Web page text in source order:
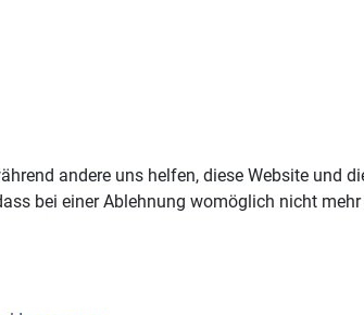
andere uns helfen, diese Website und
bei einer Ablehnung womöglich nicht